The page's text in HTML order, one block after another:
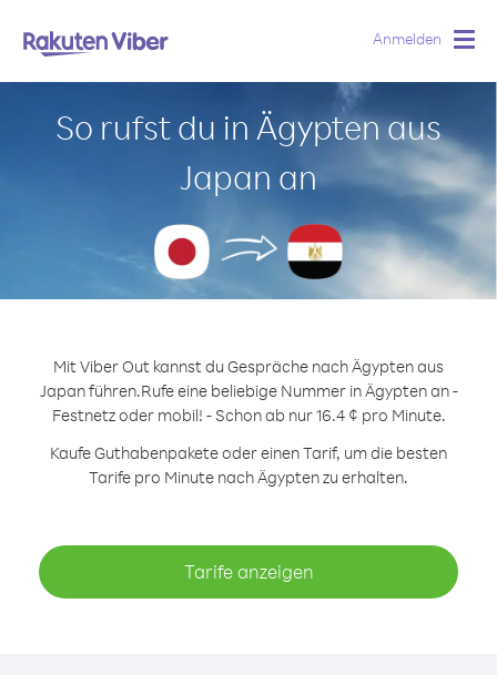
Anmelden
So rufst du in Ägypten aus
Japan an
Mit Viber Out kannst du Gespräche nach Ägypten aus
Japan führen.Rufe eine beliebige Nummer in Ägypten an -
Festnetz oder mobil! - Schon ab nur 16.4 ¢ pro Minute.
Kaufe Guthabenpakete oder einen Tarif, um die besten
Tarife pro Minute nach Ägypten zu erhalten.
Tarife anzeigen